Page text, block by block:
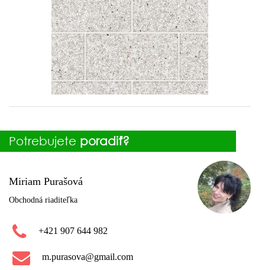
Potrebujete poradiť?
Miriam Purašová
Obchodná riaditeľka
+421 907 644 982
m.purasova@gmail.com